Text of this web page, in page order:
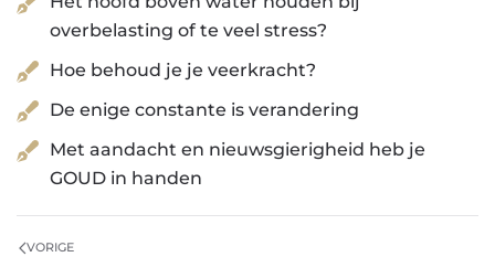
overbelasting of te veel stress?
Hoe behoud je je veerkracht?
De enige constante is verandering
Met aandacht en nieuwsgierigheid heb je
GOUD in handen
VORIGE